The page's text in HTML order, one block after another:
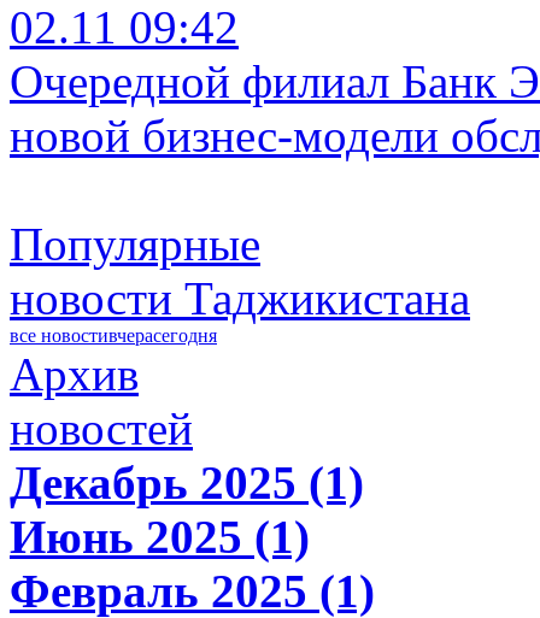
02.11 09:42
Очередной филиал Банк
новой бизнес-модели
Популярные
новости Таджикистана
все новостивчерасегодня
Архив
новостей
Декабрь 2025 (1)
Июнь 2025 (1)
Февраль 2025 (1)